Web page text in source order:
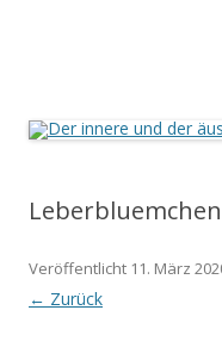
Leberbluemchen
Veröffentlicht 11. März
← Zurück